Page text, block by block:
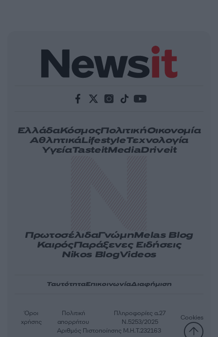
ΕλλάδαΚόσμοςΠολιτικήΟικονομία
ΑθλητικάLifestyleΤεχνολογία
ΥγείαTasteitMediaDriveit
ΠρωτοσέλιδαΓνώμηMelas Blog
ΚαιρόςΠαράξενες Ειδήσεις
Nikos BlogVideos
ΤαυτότηταΕπικοινωνίαΔιαφήμιση
Αριθμός Πιστοποίησης Μ.Η.Τ.232163
Όροι
χρήσης
Πολιτική
απορρήτου
Πληροφορίες α.27
Ν.5253/2025
Cookies